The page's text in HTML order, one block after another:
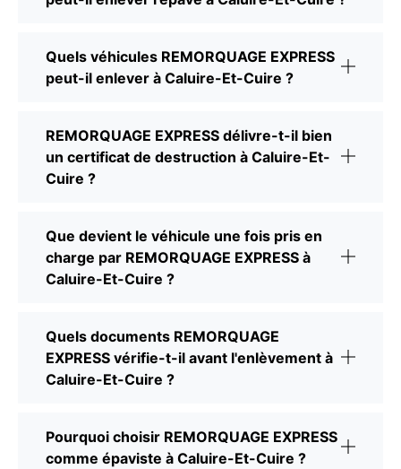
Quels véhicules REMORQUAGE EXPRESS
peut-il enlever à Caluire-Et-Cuire ?
REMORQUAGE EXPRESS délivre-t-il bien
un certificat de destruction à Caluire-Et-
Cuire ?
Que devient le véhicule une fois pris en
charge par REMORQUAGE EXPRESS à
Caluire-Et-Cuire ?
Quels documents REMORQUAGE
EXPRESS vérifie-t-il avant l'enlèvement à
Caluire-Et-Cuire ?
Pourquoi choisir REMORQUAGE EXPRESS
comme épaviste à Caluire-Et-Cuire ?